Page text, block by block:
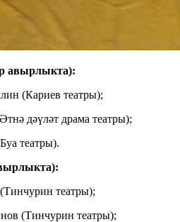
авырлыкта):
(Кариев театры);
дәүләт драма театры);
театры).
театры);
(Тинчурин театры);